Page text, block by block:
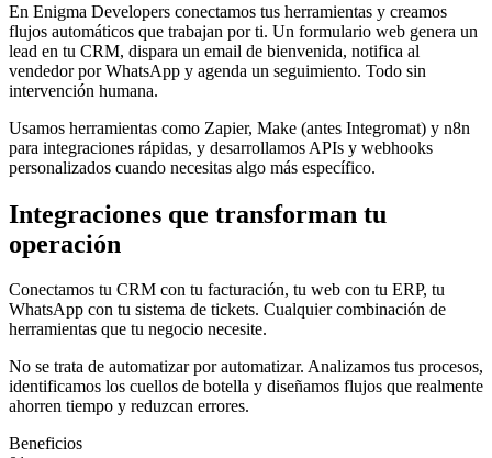
En Enigma Developers conectamos tus herramientas y creamos
flujos automáticos que trabajan por ti. Un formulario web genera un
lead en tu CRM, dispara un email de bienvenida, notifica al
vendedor por WhatsApp y agenda un seguimiento. Todo sin
intervención humana.
Usamos herramientas como Zapier, Make (antes Integromat) y n8n
para integraciones rápidas, y desarrollamos APIs y webhooks
personalizados cuando necesitas algo más específico.
Integraciones que transforman tu
operación
Conectamos tu CRM con tu facturación, tu web con tu ERP, tu
WhatsApp con tu sistema de tickets. Cualquier combinación de
herramientas que tu negocio necesite.
No se trata de automatizar por automatizar. Analizamos tus procesos,
identificamos los cuellos de botella y diseñamos flujos que realmente
ahorren tiempo y reduzcan errores.
Beneficios